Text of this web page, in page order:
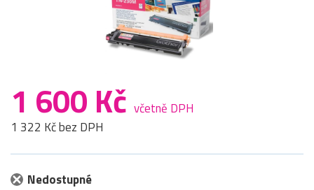
1 600 Kč včetně DPH
1 322 Kč bez DPH
Nedostupné